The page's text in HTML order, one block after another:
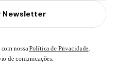
Newsletter
nossaPolítica de Privacidade,
de comunicações.